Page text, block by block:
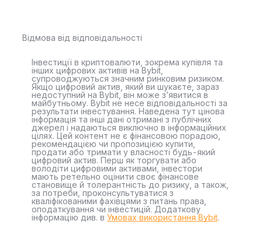
Відмова від відповідальності
Інвестиції в криптовалюти, зокрема купівля та
інших цифрових активів на Bybit,
супроводжуються значним ринковим ризиком.
Якщо цифровий актив, який ви шукаєте, зараз
недоступний на Bybit, він може з’явитися в
майбутньому. Bybit не несе відповідальності за
результати інвестування. Наведена тут цінова
інформація та інші дані отримані з публічних
джерел і надаються виключно в інформаційних
цілях. Цей контент не є фінансовою порадою,
рекомендацією чи пропозицією купити,
продати або тримати у власності будь-який
цифровий актив. Перш як торгувати або
володіти цифровими активами, інвестори
мають ретельно оцінити своє фінансове
становище й толерантність до ризику, а також,
за потреби, проконсультуватися з
кваліфікованими фахівцями з питань права,
оподаткування чи інвестицій. Додаткову
інформацію див. в Умовах використання Bybit.